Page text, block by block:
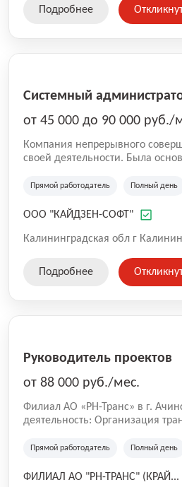
в реализации транспортных
числе с органами госвласти.
Подробнее
Системный
от 45 000 до 90 000 руб./
Компания непрерывного
своей деятельности. Была
автоматизации больше 13 лет.
момент основным
аккредитованной ИТ
Прямой работодатель Полный день
ООО "КАЙДЗЕН-СОФТ"
Калининградская обл г
Подробнее
Руководитель проектов
от 88 000 руб./мес.
Филиал АО «РН-Транс» в г.
деятельность: Организация
иных полезных ископаемых по
Прямой работодатель Полный день
ФИЛИАЛ АО "РН-ТРАНС" (КРАЙ...